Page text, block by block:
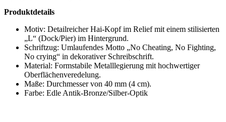
Produktdetails
Motiv: Detailreicher Hai-Kopf im Relief mit einem stilisierten
„L“ (Dock/Pier) im Hintergrund.
Schriftzug: Umlaufendes Motto „No Cheating, No Fighting,
No crying“ in dekorativer Schreibschrift.
Material: Formstabile Metalllegierung mit hochwertiger
Oberflächenveredelung.
Maße: Durchmesser von 40 mm (4 cm).
Farbe: Edle Antik-Bronze/Silber-Optik